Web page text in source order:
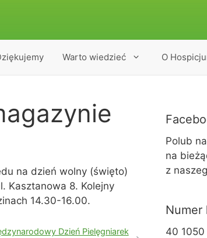
Warto wiedzieć O
na dzień wolny (święto)
Kasztanowa 8. Kolejny
14.30-16.00.
Dzień Pielęgniarek
Polub
na
z
Numer
40